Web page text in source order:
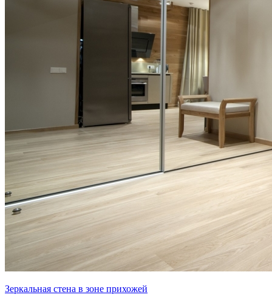
Зеркальная стена в зоне прихожей